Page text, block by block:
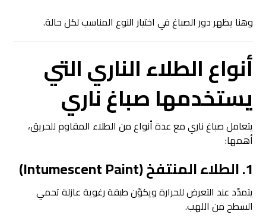
وهنا يظهر دور الصباغ في اختيار النوع المناسب لكل حالة.
أنواع الطلاء الناري التي
يستخدمهاصباغ ناري
يتعامل صباغ ناري مع عدة أنواع من الطلاء المقاوم للحريق،
أهمها:
1. الطلاء المنتفخ (Intumescent Paint)
يتمدّد عند التعرض للحرارة ويكوّن طبقة رغوية عازلة تحمي
السطح من اللهب.